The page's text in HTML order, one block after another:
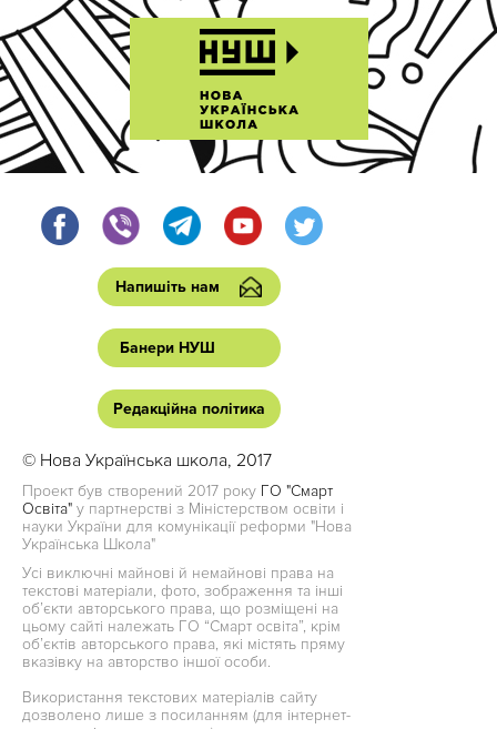
Напишіть нам
Банери НУШ
Редакційна політика
© Нова Українська школа, 2017
Проект був створений 2017 року ГО "Смарт
Освіта" у партнерстві з Міністерством освіти і
науки України для комунікації реформи "Нова
Українська Школа"
Усі виключні майнові й немайнові права на
текстові матеріали, фото, зображення та інші
об’єкти авторського права, що розміщені на
цьому сайті належать ГО “Смарт освіта”, крім
об’єктів авторського права, які містять пряму
вказівку на авторство іншої особи.
Використання текстових матеріалів сайту
дозволено лише з посиланням (для інтернет-